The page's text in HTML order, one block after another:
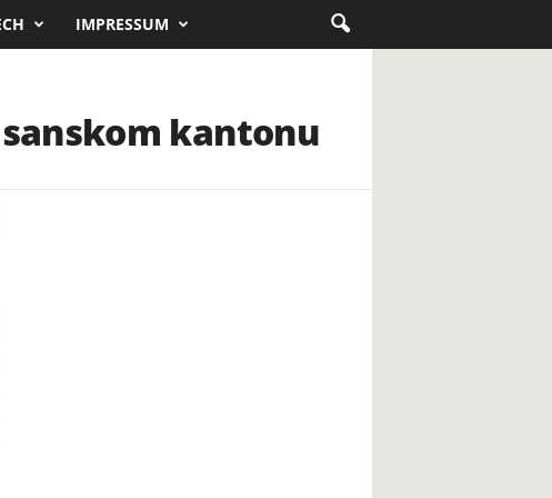
IMPRESSUM
sanskom kantonu